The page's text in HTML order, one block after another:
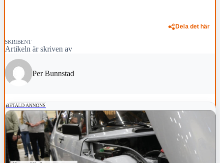
Dela det här
SKRIBENT
Artikeln är skriven av
Per Bunnstad
BETALD ANNONS